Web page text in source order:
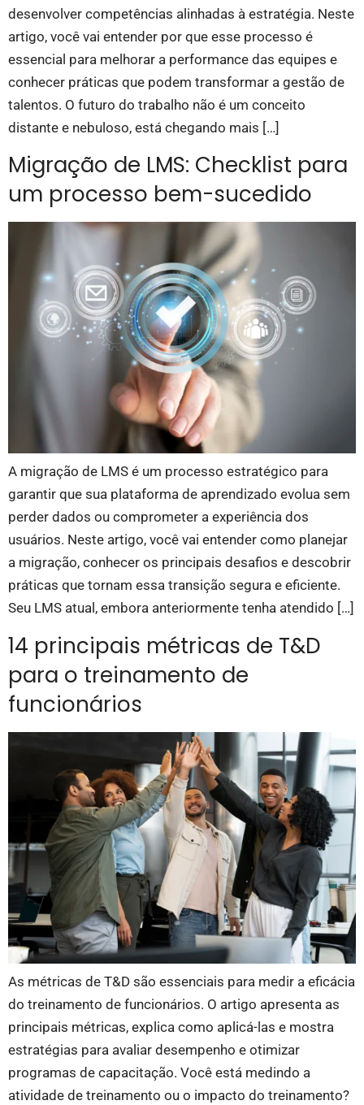
desenvolver competências alinhadas à estratégia. Neste
artigo, você vai entender por que esse processo é
essencial para melhorar a performance das equipes e
conhecer práticas que podem transformar a gestão de
talentos. O futuro do trabalho não é um conceito
distante e nebuloso, está chegando mais […]
Migração de LMS: Checklist para
um processo bem-sucedido
A migração de LMS é um processo estratégico para
garantir que sua plataforma de aprendizado evolua sem
perder dados ou comprometer a experiência dos
usuários. Neste artigo, você vai entender como planejar
a migração, conhecer os principais desafios e descobrir
práticas que tornam essa transição segura e eficiente.
Seu LMS atual, embora anteriormente tenha atendido […]
14 principais métricas de T&D
para o treinamento de
funcionários
As métricas de T&D são essenciais para medir a eficácia
do treinamento de funcionários. O artigo apresenta as
principais métricas, explica como aplicá-las e mostra
estratégias para avaliar desempenho e otimizar
programas de capacitação. Você está medindo a
atividade de treinamento ou o impacto do treinamento?